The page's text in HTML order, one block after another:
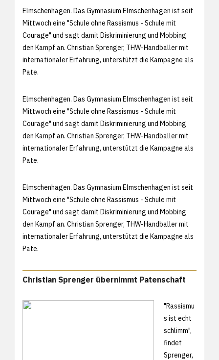
Elmschenhagen. Das Gymnasium Elmschenhagen ist seit
Mittwoch eine "Schule ohne Rassismus - Schule mit
Courage" und sagt damit Diskriminierung und Mobbing
den Kampf an. Christian Sprenger, THW-Handballer mit
internationaler Erfahrung, unterstützt die Kampagne als
Pate.
Elmschenhagen. Das Gymnasium Elmschenhagen ist seit
Mittwoch eine "Schule ohne Rassismus - Schule mit
Courage" und sagt damit Diskriminierung und Mobbing
den Kampf an. Christian Sprenger, THW-Handballer mit
internationaler Erfahrung, unterstützt die Kampagne als
Pate.
Elmschenhagen. Das Gymnasium Elmschenhagen ist seit
Mittwoch eine "Schule ohne Rassismus - Schule mit
Courage" und sagt damit Diskriminierung und Mobbing
den Kampf an. Christian Sprenger, THW-Handballer mit
internationaler Erfahrung, unterstützt die Kampagne als
Pate.
Christian Sprenger übernimmt Patenschaft
"Rassismu
s ist echt
schlimm",
findet
Sprenger,